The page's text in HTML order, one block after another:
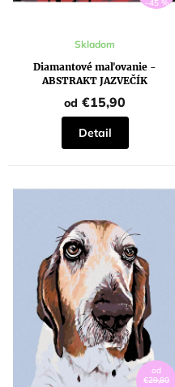
–45 %
Diamantové maľovanie -
ABSTRAKT JAZVEČÍK
Priemerné
produktu
je
5,0
z
5
hviezdičiek.
Skladom
od €15,90
Detail
od
€29,80